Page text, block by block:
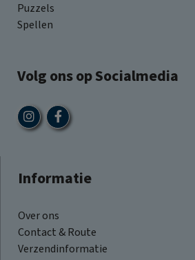
Puzzels
Spellen
Volg ons op Socialmedia
Informatie
Over ons
Contact & Route
Verzendinformatie